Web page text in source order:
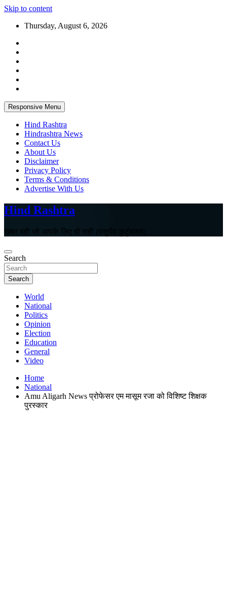
Skip to content
Thursday, August 6, 2026
Responsive Menu
Hind Rashtra
Hindrashtra News
Contact Us
About Us
Disclaimer
Privacy Policy
Terms & Conditions
Advertise With Us
Hind Rashtra
खबर वही जो आपके लिए हो सही (वसुधैव कुटुंबकम)
Search
Search
World
National
Politics
Opinion
Election
Education
General
Video
Home
National
Amu Aligarh News प्रोफेसर एम मासूम रजा को विशिष्ट शिक्षक
पुरस्कार